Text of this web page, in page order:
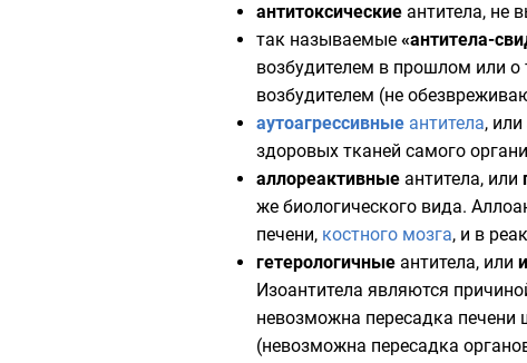
антитоксические антитела, не
так называемые «антитела-
возбудителем в прошлом или о
возбудителем (не
аутоагрессивные антитела, или
здоровых тканей самого
аллореактивные антитела, или
же биологического вида.
печени, костного мозга, и в
гетерологичные антитела, или
Изоантитела являются
невозможна пересадка
(невозможна пересадка